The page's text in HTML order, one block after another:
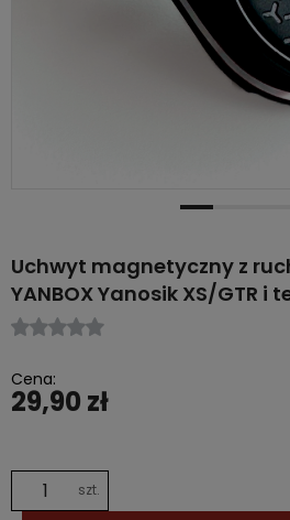
Uchwyt magnetyczny z
YANBOX Yanosik XS/GTR i
Cena:
29,90 zł
szt.